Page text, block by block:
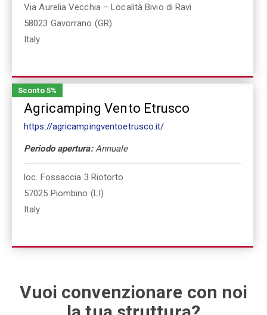
Via Aurelia Vecchia – Località Bivio di Ravi
58023 Gavorrano (GR)
Italy
Sconto 5%
Agricamping Vento Etrusco
https://agricampingventoetrusco.it/
Periodo apertura:Annuale
loc. Fossaccia 3 Riotorto
57025 Piombino (LI)
Italy
Vuoi convenzionare con noi